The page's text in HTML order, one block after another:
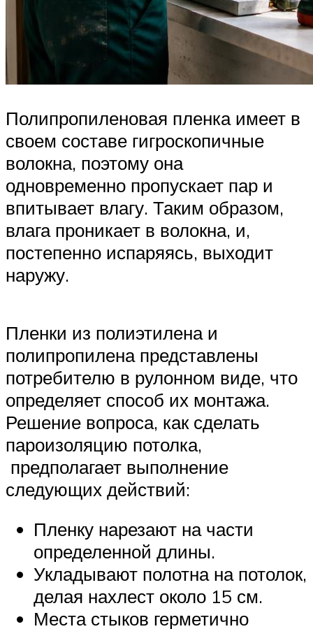
Полипропиленовая пленка имеет в
своем составе гигроскопичные
волокна, поэтому она
одновременно пропускает пар и
впитывает влагу. Таким образом,
влага проникает в волокна, и,
постепенно испаряясь, выходит
наружу.
Пленки из полиэтилена и
полипропилена представлены
потребителю в рулонном виде, что
определяет способ их монтажа.
Решение вопроса, как сделать
пароизоляцию потолка,
предполагает выполнение
следующих действий:
Пленку нарезают на части
определенной длины.
Укладывают полотна на потолок,
делая нахлест около 15 см.
Места стыков герметично